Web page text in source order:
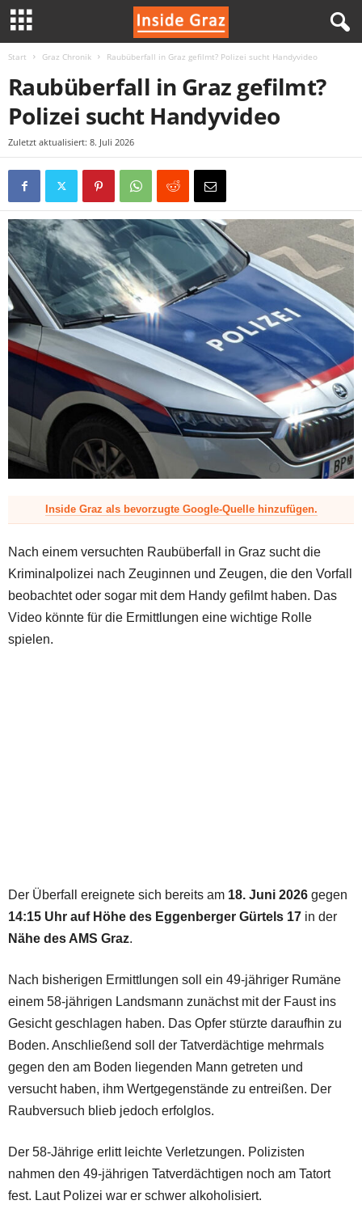
Start Graz Chronik Raubüberfall in Graz gefilmt? Polizei sucht Handyvideo
Raubüberfall in Graz gefilmt?
Polizei sucht Handyvideo
Zuletzt aktualisiert: 8. Juli 2026
Inside Graz als bevorzugte Google-Quelle hinzufügen.
Nach einem versuchten Raubüberfall in Graz sucht die
Kriminalpolizei nach Zeuginnen und Zeugen, die den Vorfall
beobachtet oder sogar mit dem Handy gefilmt haben. Das
Video könnte für die Ermittlungen eine wichtige Rolle
spielen.
Der Überfall ereignete sich bereits am 18. Juni 2026 gegen
14:15 Uhr auf Höhe des Eggenberger Gürtels 17 in der
Nähe des AMS Graz.
Nach bisherigen Ermittlungen soll ein 49-jähriger Rumäne
einem 58-jährigen Landsmann zunächst mit der Faust ins
Gesicht geschlagen haben. Das Opfer stürzte daraufhin zu
Boden. Anschließend soll der Tatverdächtige mehrmals
gegen den am Boden liegenden Mann getreten und
versucht haben, ihm Wertgegenstände zu entreißen. Der
Raubversuch blieb jedoch erfolglos.
Der 58-Jährige erlitt leichte Verletzungen. Polizisten
nahmen den 49-jährigen Tatverdächtigen noch am Tatort
fest. Laut Polizei war er schwer alkoholisiert.